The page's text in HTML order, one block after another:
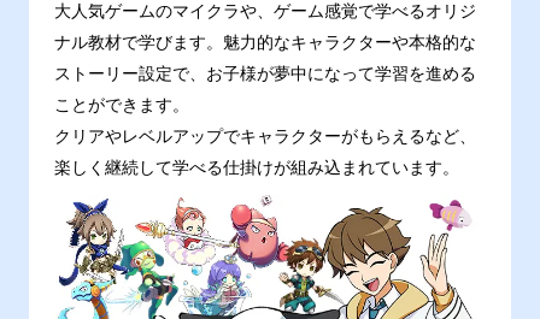
大人気ゲームのマイクラや、ゲーム感覚で学べるオリジ
ナル教材で学びます。魅力的なキャラクターや本格的な
ストーリー設定で、お子様が夢中になって学習を進める
ことができます。
クリアやレベルアップでキャラクターがもらえるなど、
楽しく継続して学べる仕掛けが組み込まれています。